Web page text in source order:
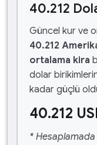
40.212
Güncel kur ve
40.212
ortalama kira
dolar
kadar güçlü
40.212
*